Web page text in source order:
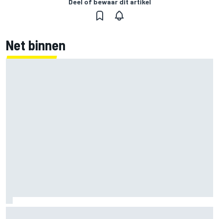
Deel of bewaar dit artikel
Net binnen